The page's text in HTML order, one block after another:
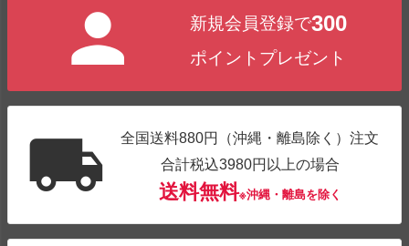
新規会員登録で300
ポイントプレゼント
全国送料880円（沖縄・離島除く）注文
合計税込3980円以上の場合
送料無料※沖縄・離島を除く